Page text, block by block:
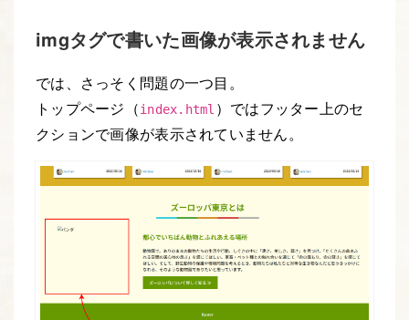
imgタグで書いた画像が表示されません
では、さっそく問題の一つ目。
トップページ（index.html ）ではフッター上のセ
クションで画像が表示されていません。